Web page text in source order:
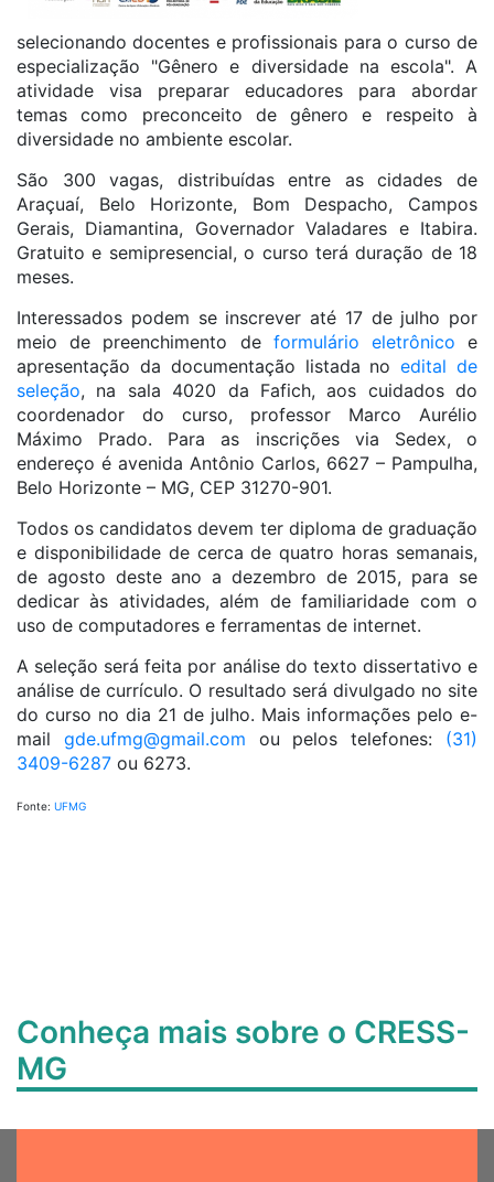
selecionando docentes e profissionais para o curso de
especialização "Gênero e diversidade na escola". A
atividade visa preparar educadores para abordar
temas como preconceito de gênero e respeito à
diversidade no ambiente escolar.
São 300 vagas, distribuídas entre as cidades de
Araçuaí, Belo Horizonte, Bom Despacho, Campos
Gerais, Diamantina, Governador Valadares e Itabira.
Gratuito e semipresencial, o curso terá duração de 18
meses.
Interessados podem se inscrever até 17 de julho por
meio de preenchimento de formulário eletrônico e
apresentação da documentação listada noedital de
seleção, na sala 4020 da Fafich, aos cuidados do
coordenador do curso, professor Marco Aurélio
Máximo Prado. Para as inscrições via Sedex, o
endereço é avenida Antônio Carlos, 6627 – Pampulha,
Belo Horizonte – MG, CEP 31270-901.
Todos os candidatos devem ter diploma de graduação
e disponibilidade de cerca de quatro horas semanais,
de agosto deste ano a dezembro de 2015, para se
dedicar às atividades, além de familiaridade com o
uso de computadores e ferramentas de internet.
A seleção será feita por análise do texto dissertativo e
análise de currículo. O resultado será divulgado no site
do curso no dia 21 de julho. Mais informações pelo e-
mail gde.ufmg@gmail.com ou pelos telefones: (31)
3409-6287 ou 6273.
Fonte: UFMG
Conheça mais sobre o CRESS-
MG